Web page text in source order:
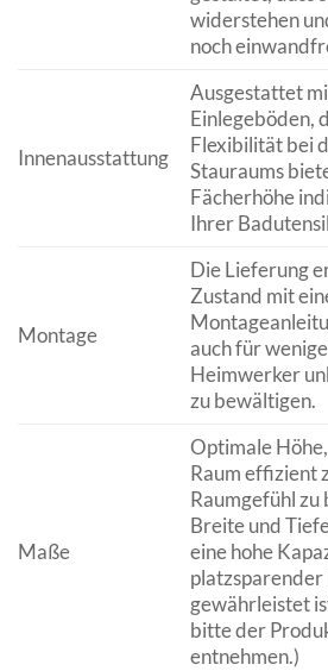
widerstehen
noch
Innenausstattung
Ausgestattet
Einlegeböden,
Flexibilität bei
Stauraums
Fächerhöhe
Ihrer
Montage
Die Lieferung
Zustand mit
auch für
Heimwerker
zu bewältigen.
Maße
Optimale
Raum effizient
Raumgefühl
Breite und
eine hohe
gewährleistet
bitte der
entnehmen.)